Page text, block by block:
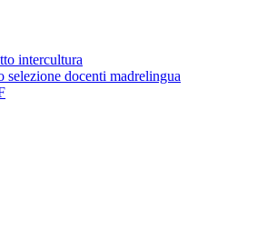
intercultura
selezione docenti madrelingua